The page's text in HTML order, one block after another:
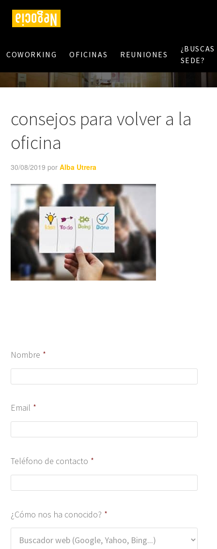
COWORKING OFICINAS REUNIONES
¿BUSCAS
SEDE?
consejos para volver a la
oficina
30/08/2019 porAlba Utrera
Nombre *
Email *
Teléfono de contacto *
¿Cómo nos ha conocido? *